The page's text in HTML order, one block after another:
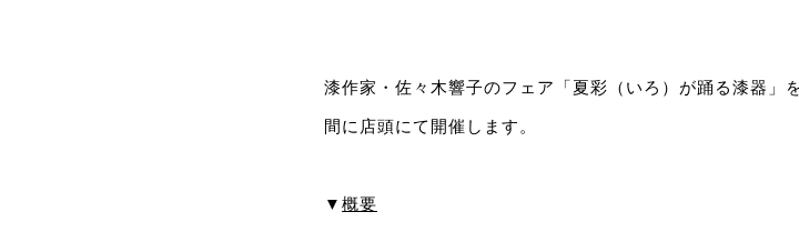
漆作家・佐々木響子のフェア「夏彩（いろ）が踊る漆器」
間に店頭にて開催します。
▼ 概要